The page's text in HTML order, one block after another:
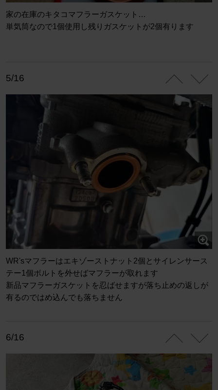
家の在庫のキタコマフラーガスケット…
単気筒なので1個使用し残りガスケットが2個有ります
5/16
WR'sマフラーはエキゾーストナット2個とサイレンサース
テー1個ボルトを外せばマフラーが取れます
新品マフラーガスケットを忍ばせますが落ち止めの返しが
有るのではめ込んでも落ちません
6/16